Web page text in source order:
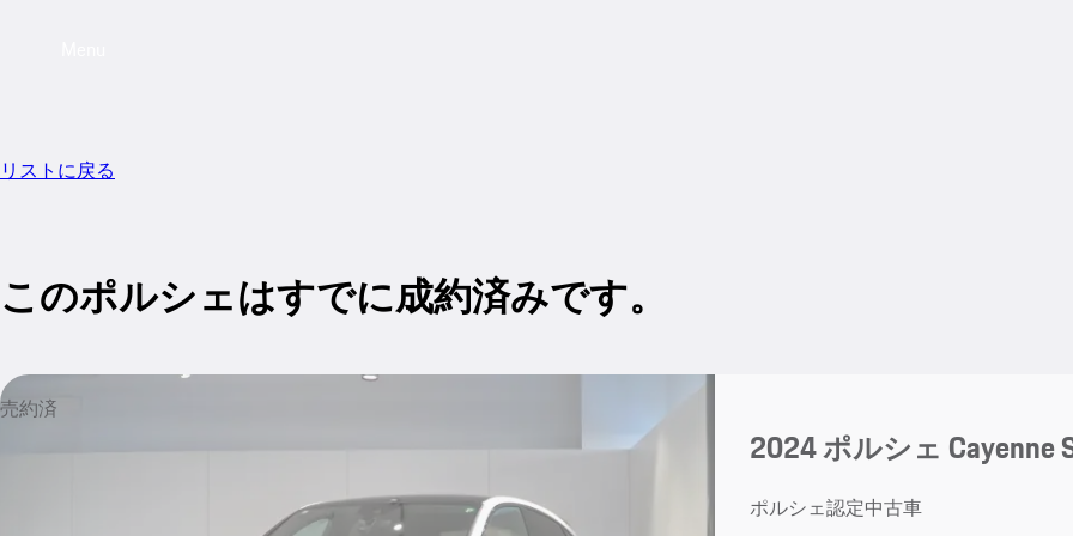
リストに戻る
このポルシェはすでに成約済みです。
売約済
2024 ポルシェ Cayenne
ポルシェ認定中古車